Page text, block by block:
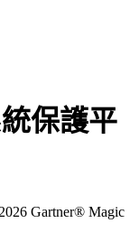
保護平
Gartner® Magic